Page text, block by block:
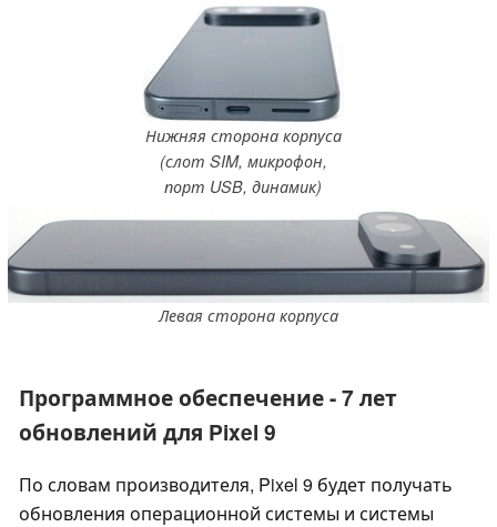
Нижняя сторона корпуса
(слот SIM, микрофон,
порт USB, динамик)
Левая сторона корпуса
Программное обеспечение - 7 лет
обновлений для Pixel 9
По словам производителя, Pixel 9 будет получать
обновления операционной системы и системы